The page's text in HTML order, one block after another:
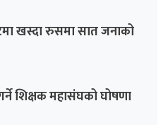
खस्दा रुसमा सात जनाको
शिक्षक महासंघको घोषणा